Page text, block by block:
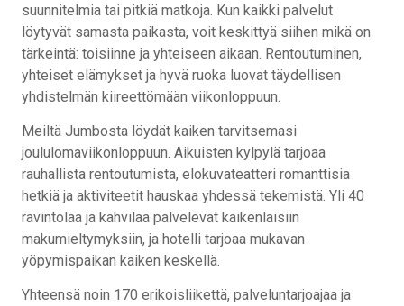
suunnitelmia tai pitkiä matkoja. Kun kaikki palvelut
löytyvät samasta paikasta, voit keskittyä siihen mikä on
tärkeintä: toisiinne ja yhteiseen aikaan. Rentoutuminen,
yhteiset elämykset ja hyvä ruoka luovat täydellisen
yhdistelmän kiireettömään viikonloppuun.
Meiltä Jumbosta löydät kaiken tarvitsemasi
joululomaviikonloppuun. Aikuisten kylpylä tarjoaa
rauhallista rentoutumista, elokuvateatteri romanttisia
hetkiä ja aktiviteetit hauskaa yhdessä tekemistä. Yli 40
ravintolaa ja kahvilaa palvelevat kaikenlaisiin
makumieltymyksiin, ja hotelli tarjoaa mukavan
yöpymispaikan kaiken keskellä.
Yhteensä noin 170 erikoisliikettä, palveluntarjoajaa ja